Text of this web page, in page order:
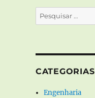
Pesquisar
por:
CATEGORIAS
Engenharia